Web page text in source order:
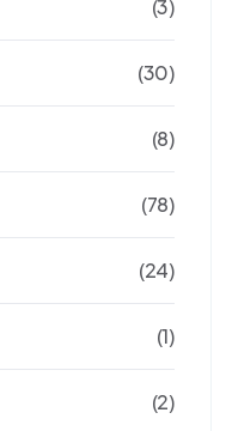
(3)
(30)
(8)
(78)
(24)
(1)
(2)